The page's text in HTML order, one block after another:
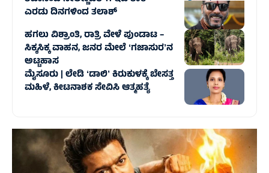
ಎರಡು ದಿನಗಳಿಂದ ತಲಾಶ್‌
ಹಗಲು ವಿಶ್ರಾಂತಿ, ರಾತ್ರಿ ವೇಳೆ ಪುಂಡಾಟ –
ಸಿಕ್ಕಸಿಕ್ಕ ವಾಹನ, ಜನರ ಮೇಲೆ ʻಗಜಾಸುರʼನ
ಅಟ್ಟಹಾಸ
ಮೈಸೂರು | ಲೇಡಿ ʻಡಾಲಿʼ ಕಿರುಕುಳಕ್ಕೆ ಬೇಸತ್ತ
ಮಹಿಳೆ, ಕೀಟನಾಶಕ ಸೇವಿಸಿ ಆತ್ಮಹತ್ಯೆ